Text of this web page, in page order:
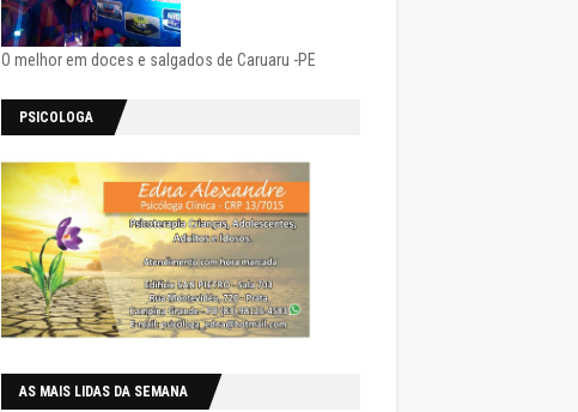
O melhor em doces e salgados de Caruaru -PE
PSICOLOGA
AS MAIS LIDAS DA SEMANA